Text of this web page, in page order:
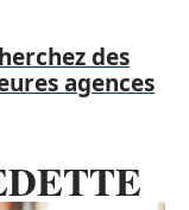
des
agences